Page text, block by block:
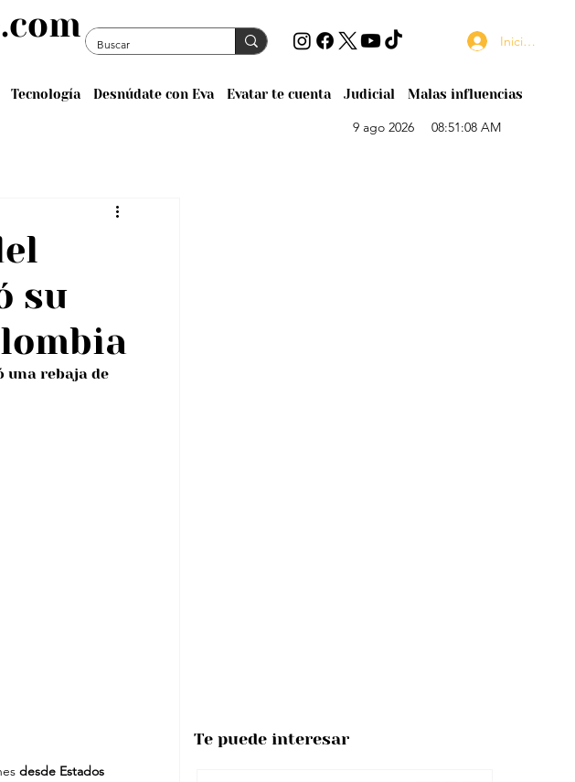
Tecnología Desnúdate con Eva Evatar te cuenta Judicial Malas influencias
Iniciar sesión
9 ago 2026 08:51:08 AM
su
una rebaja de
desde Estados
Te puede interesar